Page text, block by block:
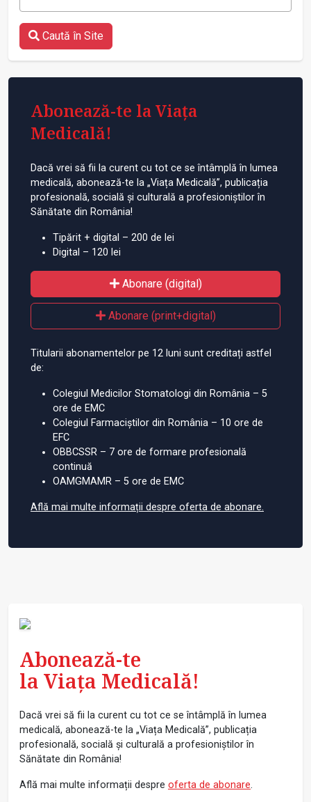
Caută în Site
Abonează-te la Viața
Medicală!
Dacă vrei să fii la curent cu tot ce se întâmplă în lumea
medicală, abonează-te la „Viața Medicală”, publicația
profesională, socială și culturală a profesioniștilor în
Sănătate din România!
Tipărit + digital – 200 de lei
Digital – 120 lei
Abonare (digital)
Abonare (print+digital)
Titularii abonamentelor pe 12 luni sunt creditați astfel
de:
Colegiul Medicilor Stomatologi din România – 5
ore de EMC
Colegiul Farmaciștilor din România – 10 ore de
EFC
OBBCSSR – 7 ore de formare profesională
continuă
OAMGMAMR – 5 ore de EMC
Află mai multe informații despre oferta de abonare.
Abonează-te
la Viața Medicală!
Dacă vrei să fii la curent cu tot ce se întâmplă în lumea
medicală, abonează-te la „Viața Medicală”, publicația
profesională, socială și culturală a profesioniștilor în
Sănătate din România!
Află mai multe informații despre oferta de abonare.